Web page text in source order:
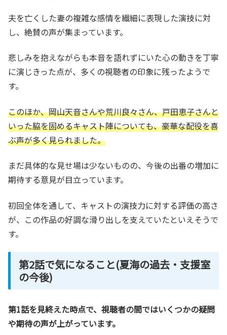
夫を亡くした妻の複雑な感情を繊細に表現した演技に対
し、絶賛の声が集まっています。
悲しみを抱えながらも本音を語れずにいた心の動きを丁寧
に演じきった点が、多くの視聴者の印象に残ったようで
す。
このほか、岡山天音さんや荒川良々さん、戸田恵子さんと
いった脇を固めるキャスト陣についても、豪華な配役を喜
ぶ声が多く見られました。
まだ具体的な見せ場は少ないものの、今後の出番の増加に
期待する意見が目立っています。
初回全体を通して、キャストの演技力に対する評価の高さ
が、この作品の好調な滑り出しを支えていたといえそうで
す。
第2話で気になること(夏海の過去・支援室
の今後)
第1話を見終えた時点で、視聴者の間ではいくつかの疑問
や期待の声が上がっています。